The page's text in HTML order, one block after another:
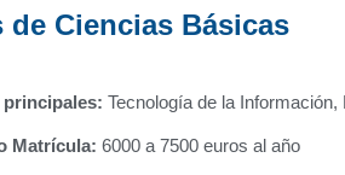
de Ciencias Básicas
Tecnología de la
Matrícula: 6000 a 7500 euros al año